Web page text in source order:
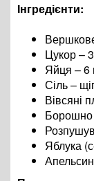
Інгредієнти:
Цукор –
Яйця – 6
Сіль –
Вівсяні
Борошно
Яблука